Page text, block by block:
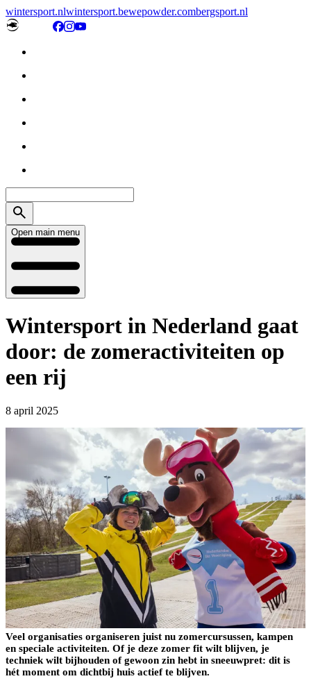
wintersport.nlwintersport.bewepowder.combergsport.nl
Open main menu
Wintersport in Nederland gaat
door: de zomeractiviteiten op
een rij
8 april 2025
Veel organisaties organiseren juist nu zomercursussen, kampen
en speciale activiteiten. Of je deze zomer fit wilt blijven, je
techniek wilt bijhouden of gewoon zin hebt in sneeuwpret: dit is
hét moment om dichtbij huis actief te blijven.